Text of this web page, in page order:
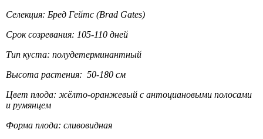
Селекция: Бред Гейтс (Brad Gates)
Срок созревания: 105-110 дней
Тип куста: полудетерминантный
Высота растения: 50-180 см
Цвет плода: жёлто-оранжевый с антоциановыми полосами
и румянцем
Форма плода: сливовидная